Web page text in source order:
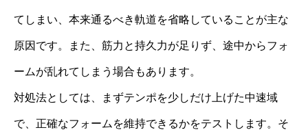
てしまい、本来通るべき軌道を省略していることが主な
原因です。また、筋力と持久力が足りず、途中からフォ
ームが乱れてしまう場合もあります。
対処法としては、まずテンポを少しだけ上げた中速域
で、正確なフォームを維持できるかをテストします。そ